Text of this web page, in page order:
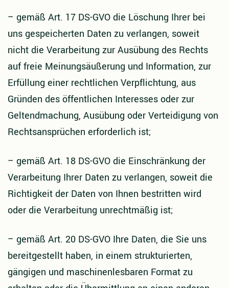
– gemäß Art. 17 DS-GVO die Löschung Ihrer bei
uns gespeicherten Daten zu verlangen, soweit
nicht die Verarbeitung zur Ausübung des Rechts
auf freie Meinungsäußerung und Information, zur
Erfüllung einer rechtlichen Verpflichtung, aus
Gründen des öffentlichen Interesses oder zur
Geltendmachung, Ausübung oder Verteidigung von
Rechtsansprüchen erforderlich ist;
– gemäß Art. 18 DS-GVO die Einschränkung der
Verarbeitung Ihrer Daten zu verlangen, soweit die
Richtigkeit der Daten von Ihnen bestritten wird
oder die Verarbeitung unrechtmäßig ist;
– gemäß Art. 20 DS-GVO Ihre Daten, die Sie uns
bereitgestellt haben, in einem strukturierten,
gängigen und maschinenlesbaren Format zu